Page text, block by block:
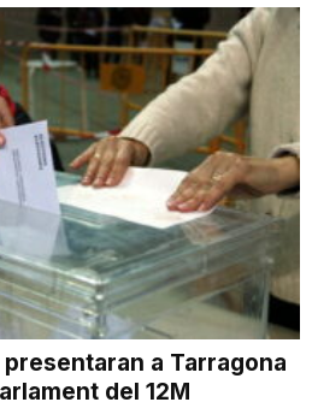
a Tarragona
del 12M